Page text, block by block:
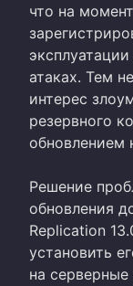
что на
атаках. Тем
интерес
резервного
обновлением
Решение
обновления
Replication
установить
на